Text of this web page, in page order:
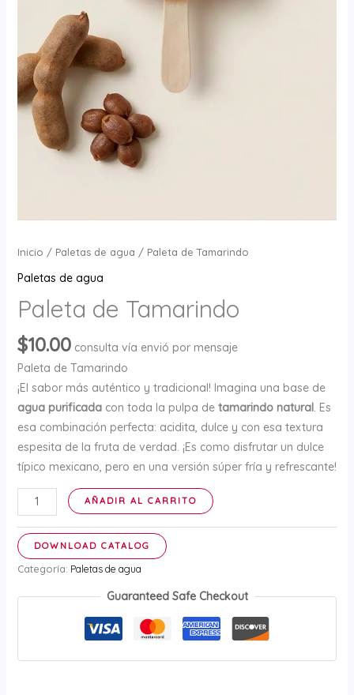
Inicio / Paletas de agua / Paleta de Tamarindo
Paletas de agua
Paleta de Tamarindo
$10.00 consulta vía envió por mensaje
Paleta de Tamarindo
¡El sabor más auténtico y tradicional! Imagina una base de
agua purificadacon toda la pulpa de tamarindo natural. Es
esa combinación perfecta: acidita, dulce y con esa textura
espesita de la fruta de verdad. ¡Es como disfrutar un dulce
típico mexicano, pero en una versión súper fría y refrescante!
Paleta
de
Tamarindo
cantidad
AÑADIR AL CARRITO
DOWNLOAD CATALOG
Categoría: Paletas de agua
Guaranteed Safe Checkout